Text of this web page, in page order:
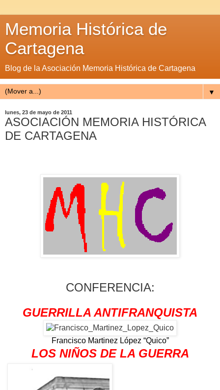
Memoria Histórica de
Cartagena
Blog de la Asociación Memoria Histórica de Cartagena
▼
lunes, 23 de mayo de 2011
ASOCIACIÓN MEMORIA HISTÓRICA
DE CARTAGENA
CONFERENCIA:
GUERRILLA ANTIFRANQUISTA
Francisco Martinez López “Quico”
LOS NIÑOS DE LA GUERRA